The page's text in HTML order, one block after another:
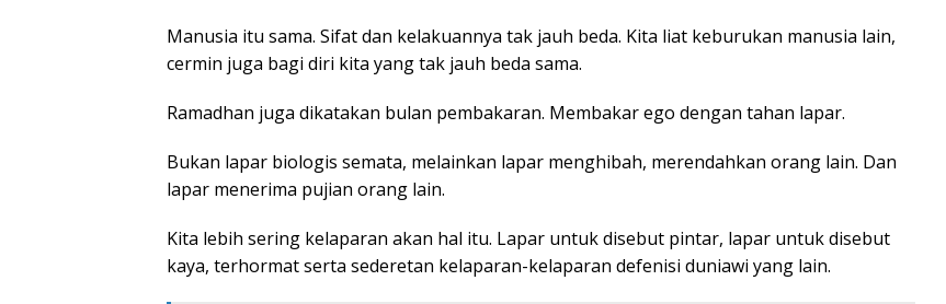
Manusia itu sama. Sifat dan kelakuannya tak jauh beda. Kita liat keburukan manusia lain,
cermin juga bagi diri kita yang tak jauh beda sama.
Ramadhan juga dikatakan bulan pembakaran. Membakar ego dengan tahan lapar.
Bukan lapar biologis semata, melainkan lapar menghibah, merendahkan orang lain. Dan
lapar menerima pujian orang lain.
Kita lebih sering kelaparan akan hal itu. Lapar untuk disebut pintar, lapar untuk disebut
kaya, terhormat serta sederetan kelaparan-kelaparan defenisi duniawi yang lain.